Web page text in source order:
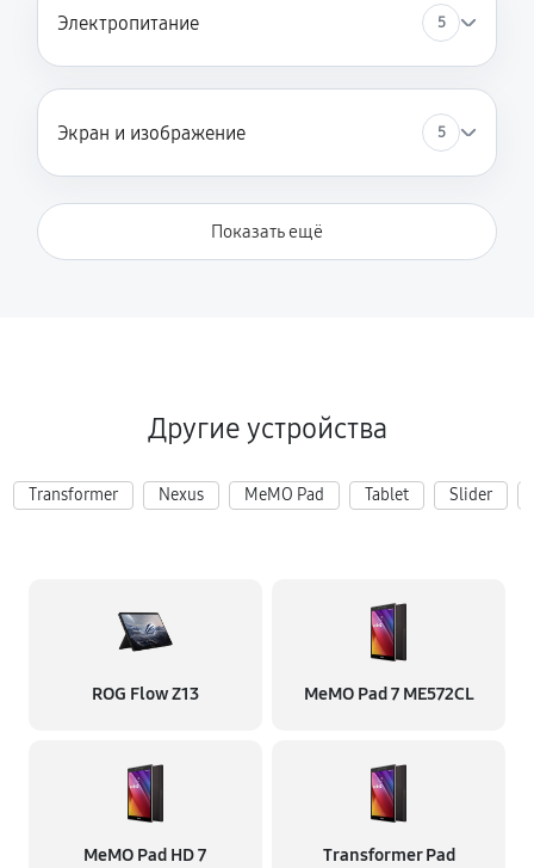
Электропитание 5
Экран и изображение 5
Показать ещё
Другие устройства
Transformer Nexus MeMO Pad Tablet Slider
ROG Flow Z13 MeMO Pad 7 ME572CL
MeMO Pad HD 7
Transformer Pad